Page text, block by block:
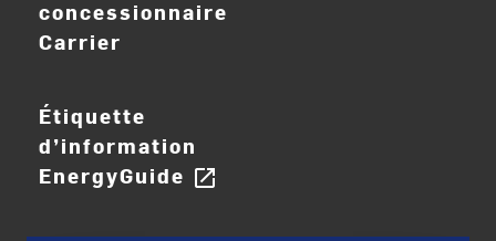
concessionnaire
Carrier
Étiquette
d’information
EnergyGuide open_in_new